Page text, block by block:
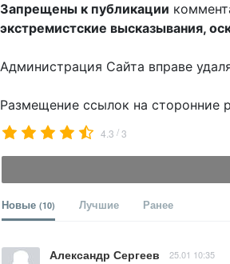
Запрещены к публикации
экстремистские высказывания,
Администрация Сайта вправе
Размещение ссылок на сторонние
4.3 /3
Новые (10) Лучшие Ранее
Александр Сергеев 25.01 10:35